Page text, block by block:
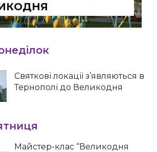
Святкові локації з’являються в
Тернополі до Великодня
Майстер-клас “Великодня